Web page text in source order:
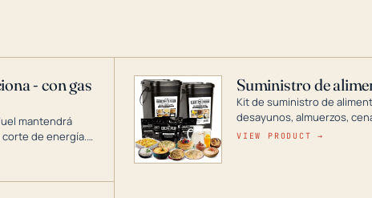
- con gas
mantendrá
de energía.
portátiles de
Suministro de
Kit de suministro de
desayunos, almuerzos,
si se guarda en un lugar
VIEW PRODUCT →